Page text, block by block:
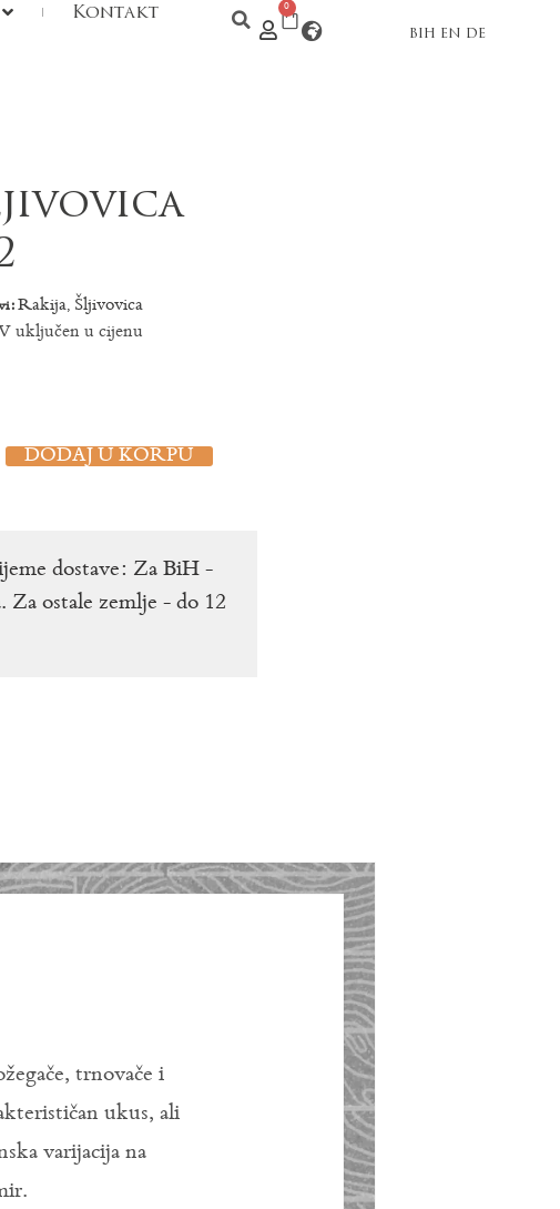
Kontakt 0
BIH EN DE
Rakija, Šljivovica
uključen u cijenu
DODAJ U KORPU
dostave: Za BiH -
Za ostale zemlje - do 12
trnovače i
ukus, ali
varijacija na